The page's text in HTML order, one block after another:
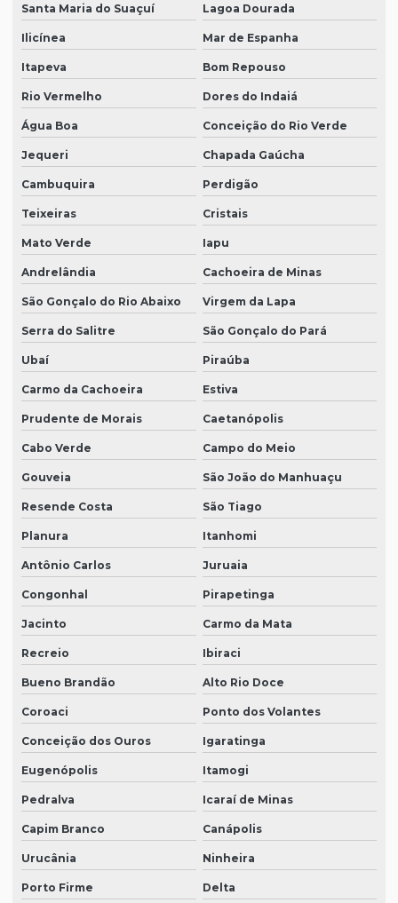
Santa Maria do Suaçuí Lagoa Dourada
Ilicínea Mar de Espanha
Itapeva Bom Repouso
Rio Vermelho Dores do Indaiá
Água Boa Conceição do Rio Verde
Jequeri Chapada Gaúcha
Cambuquira Perdigão
Teixeiras Cristais
Mato Verde Iapu
Andrelândia Cachoeira de Minas
São Gonçalo do Rio Abaixo Virgem da Lapa
Serra do Salitre São Gonçalo do Pará
Ubaí Piraúba
Carmo da Cachoeira Estiva
Prudente de Morais Caetanópolis
Cabo Verde Campo do Meio
Gouveia São João do Manhuaçu
Resende Costa São Tiago
Planura Itanhomi
Antônio Carlos Juruaia
Congonhal Pirapetinga
Jacinto Carmo da Mata
Recreio Ibiraci
Bueno Brandão Alto Rio Doce
Coroaci Ponto dos Volantes
Conceição dos Ouros Igaratinga
Eugenópolis Itamogi
Pedralva Icaraí de Minas
Capim Branco Canápolis
Urucânia Ninheira
Porto Firme Delta